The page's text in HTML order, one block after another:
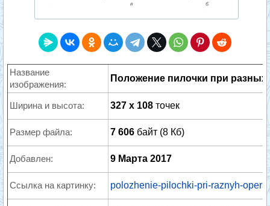
Название
изображения:
Положение пилочки при разных
Ширина и высота: 327 x 108 точек
Размер файла: 7 606 байт (8 Кб)
Добавлен: 9 Марта 2017
Ссылка на картинку: polozhenie-pilochki-pri-raznyh-